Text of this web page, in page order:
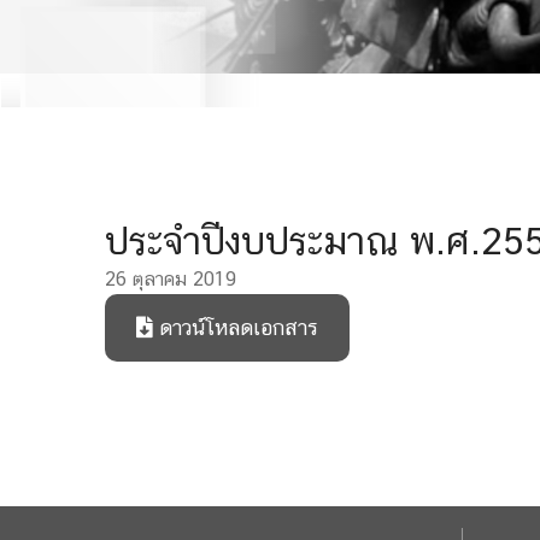
ประจำปีงบประมาณ พ.ศ
26 ตุลาคม 2019
ดาวน์โหลดเอกสาร